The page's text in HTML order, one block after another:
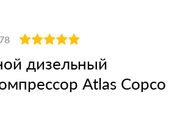
дизельный
Atlas Copco